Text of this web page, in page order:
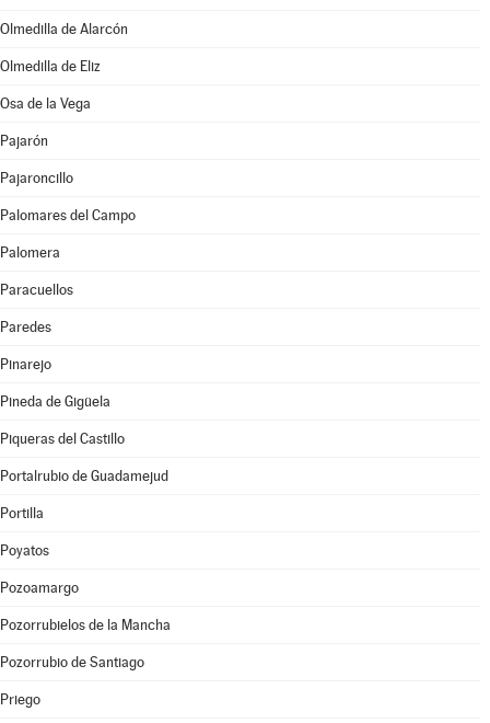
Olmedilla de Alarcón
Olmedilla de Eliz
Osa de la Vega
Pajarón
Pajaroncillo
Palomares del Campo
Palomera
Paracuellos
Paredes
Pinarejo
Pineda de Gigüela
Piqueras del Castillo
Portalrubio de Guadamejud
Portilla
Poyatos
Pozoamargo
Pozorrubielos de la Mancha
Pozorrubio de Santiago
Priego